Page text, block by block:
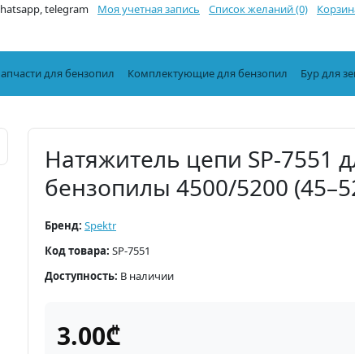
telegram Моя учетная запись Список желаний (0)
для бензопил Комплектующие для бензопил Бур для
Натяжитель цепи SP-7551
бензопилы 4500/5200
Бренд: Spektr
Код товара: SP-7551
Доступность: В наличии
3.00₾